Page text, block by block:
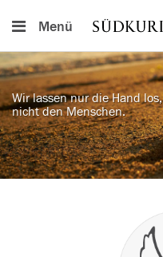
Menü
Wir lassen nur die Hand los,
nicht den Menschen.